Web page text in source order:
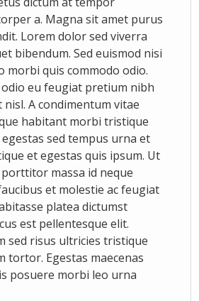
a. Magna sit amet purus
Lorem dolor sed viverra
bibendum. Sed euismod nisi
morbi quis commodo odio.
eu feugiat pretium nibh
A condimentum vitae
habitant morbi tristique
sed tempus urna et
et egestas quis ipsum. Ut
massa id neque
et molestie ac feugiat
platea dictumst
est pellentesque elit.
sed risus ultricies tristique
tortor. Egestas maecenas
posuere morbi leo urna